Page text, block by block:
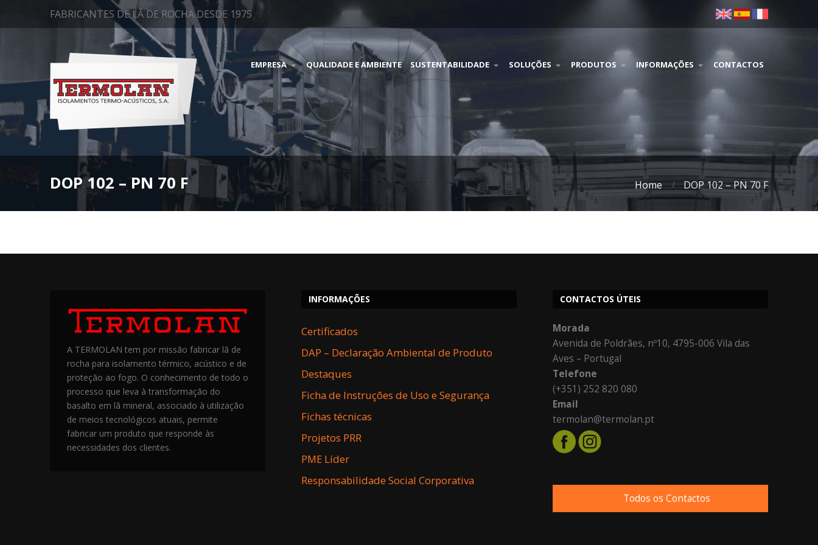
FABRICANTES DE LÃ DE ROCHA DESDE 1975
EMPRESA QUALIDADE E AMBIENTE SUSTENTABILIDADE SOLUÇÕES PRODUTOS INFORMAÇÕES CONTACTOS
DOP 102 – PN 70 F Home DOP 102 – PN 70 F
A TERMOLAN tem por missão fabricar lã de
rocha para isolamento térmico, acústico e de
proteção ao fogo. O conhecimento de todo o
processo que leva à transformação do
basalto em lã mineral, associado à utilização
de meios tecnológicos atuais, permite
fabricar um produto que responde às
necessidades dos clientes.
INFORMAÇÕES
Certificados
DAP – Declaração Ambiental de Produto
Destaques
Ficha de Instruções de Uso e Segurança
Fichas técnicas
Projetos PRR
PME Líder
Responsabilidade Social Corporativa
CONTACTOS ÚTEIS
Morada
Avenida de Poldrães, nº10, 4795-006 Vila das
Aves – Portugal
Telefone
(+351) 252 820 080
Email
termolan@termolan.pt
Todos os Contactos